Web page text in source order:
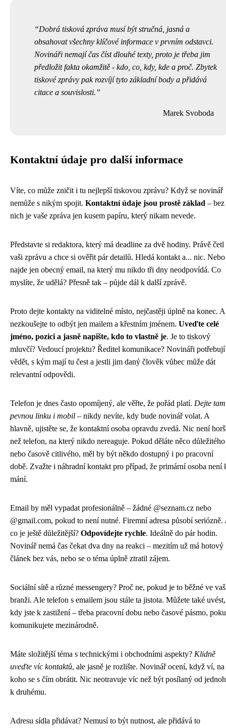
Dobrá tisková zpráva musí být stručná, jasná a
obsahovat všechny klíčové informace v prvním odstavci.
Novináři nemají čas číst dlouhé texty, proto je třeba jim
předložit fakta okamžitě - kdo, co, kdy, kde a proč. Zbytek
tiskové zprávy pak rozvíjí tyto základní body a přidává
citace a souvislosti.
Marek Svoboda
Kontaktní údaje pro další informace
Víte, co může zničit i tu nejlepší tiskovou zprávu? Když se novinář
nemůže s nikým spojit. Kontaktní údaje jsou prostě základ – bez
nich je vaše zpráva jen kusem papíru, který nikam nevede.
Představte si redaktora, který má deadline za dvě hodiny. Právě četl
vaši zprávu a chce si ověřit pár detailů. Hledá kontakt a... nic. Nebo
najde jen obecný email, na který mu nikdo tři dny neodpovídá. Co
myslíte, že udělá? Přesně tak – půjde dál k další zprávě.
Proto dejte kontakty na viditelné místo, nejčastěji úplně na konec. A
nezkoušejte to odbýt jen mailem a křestním jménem. Uveďte celé
jméno, pozici a jasně napište, kdo to vlastně je. Je to tiskový
mluvčí? Vedoucí projektu? Ředitel komunikace? Novináři potřebují
vědět, s kým mají tu čest a jestli jim daný člověk vůbec může dát
relevantní odpovědi.
Telefon je dnes často opomíjený, ale věřte, že pořád platí. Dejte tam
pevnou linku i mobil – nikdy nevíte, kdy bude novinář volat. A
hlavně, ujistěte se, že kontaktní osoba opravdu zvedá. Nic není
než telefon, na který nikdo nereaguje. Pokud děláte něco důležitého
nebo časově citlivého, měl by být někdo dostupný i po pracovní
době. Zvažte i náhradní kontakt pro případ, že primární osoba není
mání.
Email by měl vypadat profesionálně – žádné @seznam.cz nebo
@gmail.com, pokud to není nutné. Firemní adresa působí seriózně.
co je ještě důležitější? Odpovídejte rychle. Ideálně do pár hodin.
Novinář nemá čas čekat dva dny na reakci – mezitím už má hotový
článek bez vás, nebo se o téma úplně ztratil zájem.
Sociální sítě a různé messengery? Proč ne, pokud je to běžné ve
branži. Ale telefon s emailem jsou stále ta jistota. Můžete také uvést,
kdy jste k zastižení – třeba pracovní dobu nebo časové pásmo,
komunikujete mezinárodně.
Máte složitější téma s technickými i obchodními aspekty? Klidně
uveďte víc kontaktů, ale jasně je rozlište. Novinář ocení, když ví, na
koho se s čím obrátit. Nic neotravuje víc než být posílaný od
k druhému.
Adresu sídla přidávat? Nemusí to být nutnost, ale přidává to